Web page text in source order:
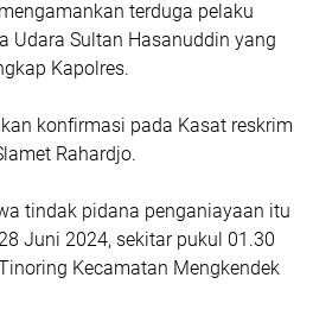
terduga pelaku
Udara Sultan Hasanuddin yang
Kapolres.
konfirmasi pada Kasat reskrim
Rahardjo.
tindak pidana penganiayaan itu
Juni 2024, sekitar pukul 01.30
Kecamatan Mengkendek